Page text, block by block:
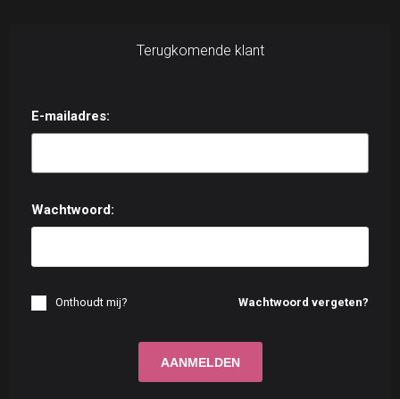
Terugkomende klant
E-mailadres:
Wachtwoord:
Wachtwoord vergeten?
Onthoudt mij?